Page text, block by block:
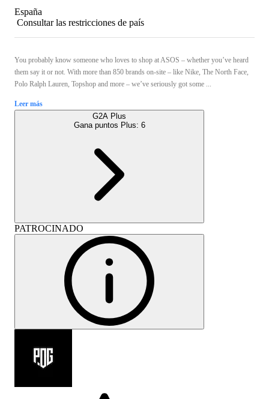
España
Consultar las restricciones de país
You probably know someone who loves to shop at ASOS – whether you’ve heard
them say it or not. With more than 850 brands on-site – like Nike, The North Face,
Polo Ralph Lauren, Topshop and more – we’ve seriously got some ...
Leer más
G2A Plus
Gana puntos Plus: 6
PATROCINADO